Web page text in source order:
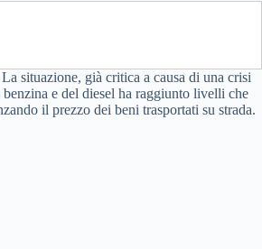
situazione, già critica a causa di una crisi
e del diesel ha raggiunto livelli che
il prezzo dei beni trasportati su strada.